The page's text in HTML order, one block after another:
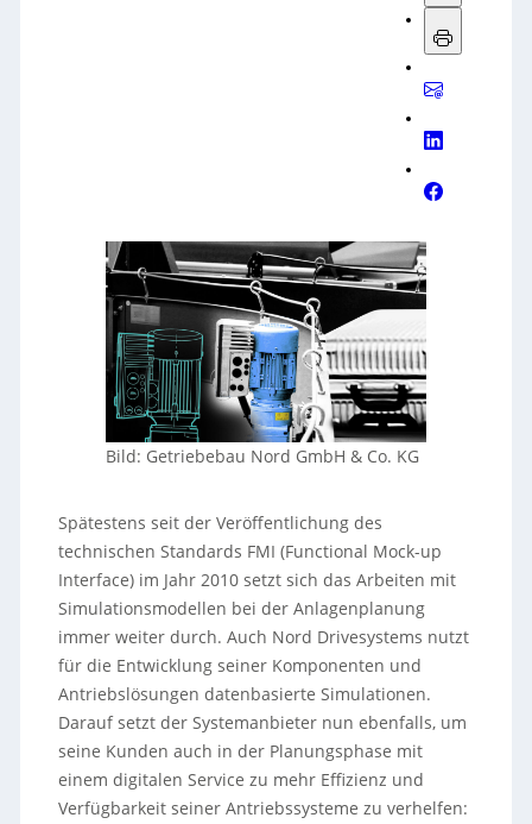
Bild: Getriebebau Nord GmbH & Co. KG
Spätestens seit der Veröffentlichung des
technischen Standards FMI (Functional Mock-up
Interface) im Jahr 2010 setzt sich das Arbeiten mit
Simulationsmodellen bei der Anlagenplanung
immer weiter durch. Auch Nord Drivesystems nutzt
für die Entwicklung seiner Komponenten und
Antriebslösungen datenbasierte Simulationen.
Darauf setzt der Systemanbieter nun ebenfalls, um
seine Kunden auch in der Planungsphase mit
einem digitalen Service zu mehr Effizienz und
Verfügbarkeit seiner Antriebssysteme zu verhelfen: